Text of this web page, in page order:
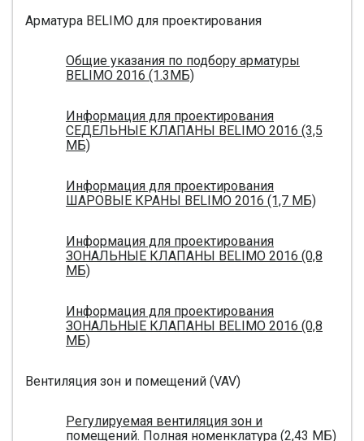
Арматура BELIMO для проектирования
Общие указания по подбору арматуры
BELIMO 2016 (1.3МБ)
Информация для проектирования
СЕДЕЛЬНЫЕ КЛАПАНЫ BELIMO 2016 (3,5
МБ)
Информация для проектирования
ШАРОВЫЕ КРАНЫ BELIMO 2016 (1,7 МБ)
Информация для проектирования
ЗОНАЛЬНЫЕ КЛАПАНЫ BELIMO 2016 (0,8
МБ)
Информация для проектирования
ЗОНАЛЬНЫЕ КЛАПАНЫ BELIMO 2016 (0,8
МБ)
Вентиляция зон и помещений (VAV)
Регулируемая вентиляция зон и
помещений. Полная номенклатура (2,43 МБ)